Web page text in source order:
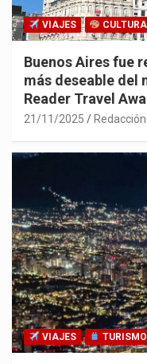
VIAJES CULTURA
Buenos Aires fue
más deseable del
Reader Travel
21/11/2025 Redacción
VIAJES TURISMO